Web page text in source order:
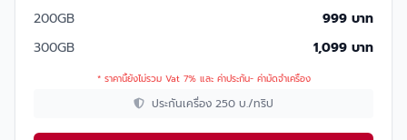
200GB
999 บาท
300GB
1,099 บาท
* ราคานี้ยังไม่รวม Vat 7% และ ค่าประกัน- ค่ามัดจำเครื่อง
ประกันเครื่อง 250 บ./ทริป